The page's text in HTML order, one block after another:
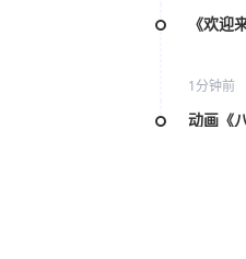
《欢迎
1分钟前
动画《